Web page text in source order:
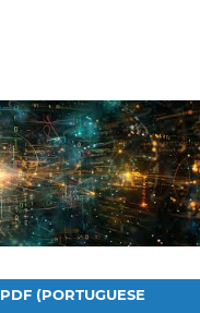
PDF (PORTUGUESE